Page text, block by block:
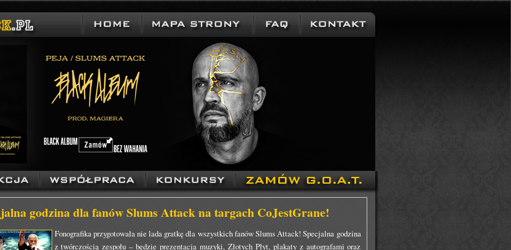
godzina dla fanów Slums Attack na targach CoJestGrane!
Fonografika przygotowała nie lada gratkę dla wszystkich fanów Slums Attack! Specjalna godzina
z twórczością zespołu – będzie prezentacja muzyki, Złotych Płyt, plakaty z autografami oraz